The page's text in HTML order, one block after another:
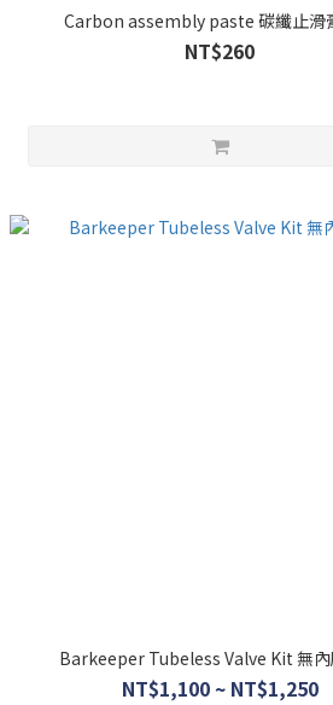
Carbon assembly paste 碳纖止滑
NT$260
Barkeeper Tubeless Valve Kit 無
NT$1,100 ~ NT$1,250